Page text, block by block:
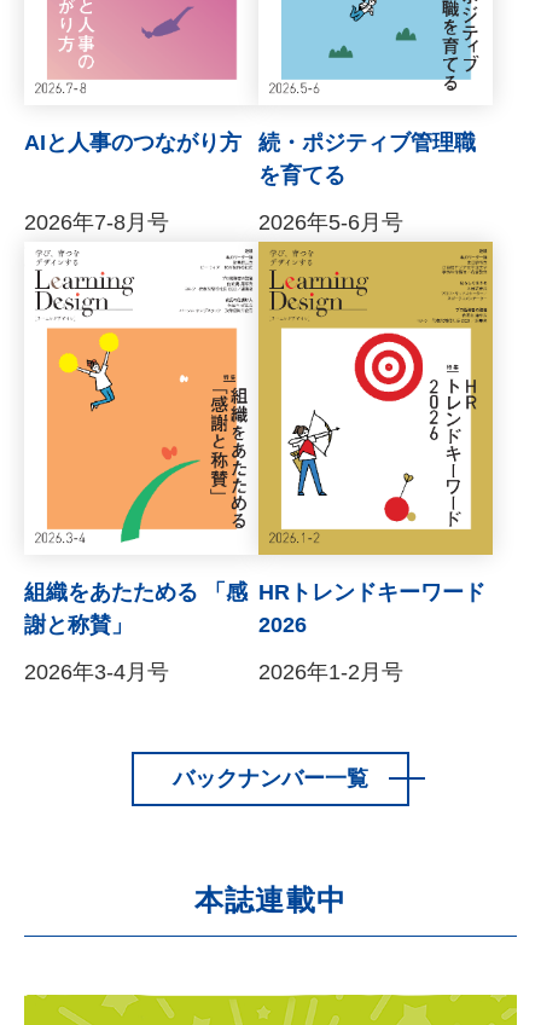
AIと人事のつながり方
2026年7-8月号
続・ポジティブ管理職
を育てる
2026年5-6月号
組織をあたためる 「感
謝と称賛」
2026年3-4月号
HRトレンドキーワード
2026
2026年1-2月号
バックナンバー一覧
本誌連載中